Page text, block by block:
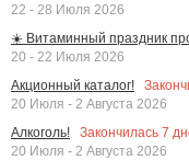
22 - 28 Июля 2026
☀️ Витаминный праздник
20 - 22 Июля 2026
Акционный каталог!
20 Июля - 2 Августа 2026
Алкоголь!
Закончилась 7
20 Июля - 2 Августа 2026